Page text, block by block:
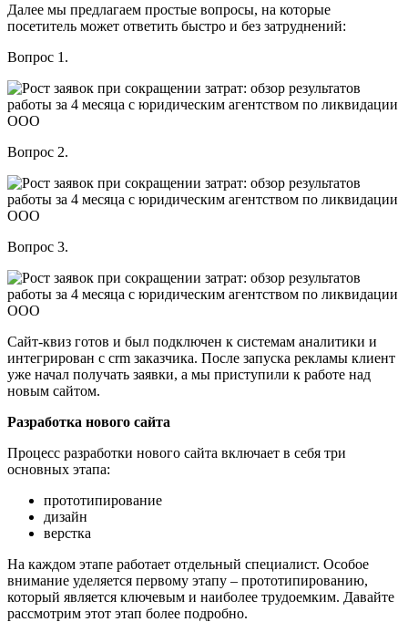
Далее мы предлагаем простые вопросы, на которые
посетитель может ответить быстро и без затруднений:
Вопрос 1.
Вопрос 2.
Вопрос 3.
Сайт-квиз готов и был подключен к системам аналитики и
интегрирован с crm заказчика. После запуска рекламы клиент
уже начал получать заявки, а мы приступили к работе над
новым сайтом.
Разработка нового сайта
Процесс разработки нового сайта включает в себя три
основных этапа:
прототипирование
дизайн
верстка
На каждом этапе работает отдельный специалист. Особое
внимание уделяется первому этапу – прототипированию,
который является ключевым и наиболее трудоемким. Давайте
рассмотрим этот этап более подробно.